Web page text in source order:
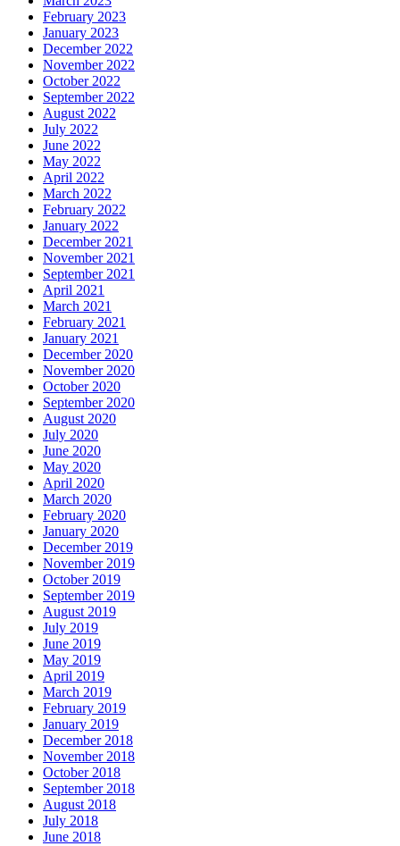
February 2023
January 2023
December 2022
November 2022
October 2022
September 2022
August 2022
July 2022
June 2022
May 2022
April 2022
March 2022
February 2022
January 2022
December 2021
November 2021
September 2021
April 2021
March 2021
February 2021
January 2021
December 2020
November 2020
October 2020
September 2020
August 2020
July 2020
June 2020
May 2020
April 2020
March 2020
February 2020
January 2020
December 2019
November 2019
October 2019
September 2019
August 2019
July 2019
June 2019
May 2019
April 2019
March 2019
February 2019
January 2019
December 2018
November 2018
October 2018
September 2018
August 2018
July 2018
June 2018